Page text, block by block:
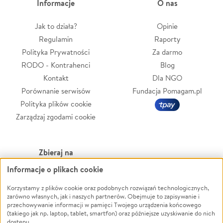
Informacje
Jak to działa?
Regulamin
Polityka Prywatności
RODO - Kontrahenci
Kontakt
Porównanie serwisów
Polityka plików cookie
Zarządzaj zgodami cookie
O nas
Opinie
Raporty
Za darmo
Blog
Dla NGO
Fundacja Pomagam.pl
Zbieraj na
Leczenie
Zwierzęta
Pożar
Ukraina
Powódź
Wichura
NGO
Informacje o plikach cookie
Korzystamy z plików cookie oraz podobnych rozwiązań technologicznych,
zarówno własnych, jak i naszych partnerów. Obejmuje to zapisywanie i
przechowywanie informacji w pamięci Twojego urządzenia końcowego
(takiego jak np. laptop, tablet, smartfon) oraz późniejsze uzyskiwanie do nich